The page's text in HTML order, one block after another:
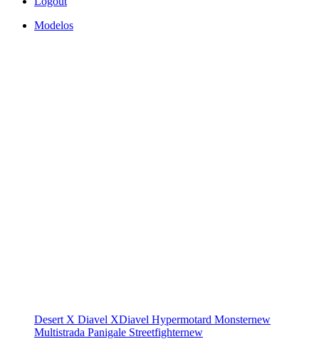
Modelos
Desert X Diavel XDiavel Hypermotard Monsternew
Multistrada Panigale Streetfighternew